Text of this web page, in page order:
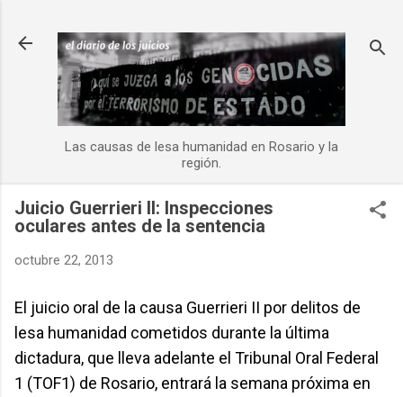
Las causas de lesa humanidad en Rosario y la
región.
Juicio Guerrieri II: Inspecciones
oculares antes de la sentencia
octubre 22, 2013
El juicio oral de la causa Guerrieri II por delitos de
lesa humanidad cometidos durante la última
dictadura, que lleva adelante el Tribunal Oral Federal
1 (TOF1) de Rosario, entrará la semana próxima en